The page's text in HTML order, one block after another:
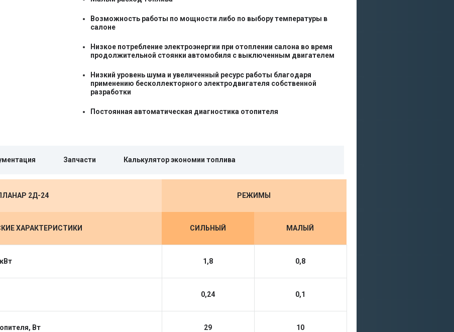
Возможность работы по мощности либо по выбору температуры в
салоне
Низкое потребление электроэнергии при отоплении салона во время
продолжительной стоянки автомобиля с выключенным двигателем
Низкий уровень шума и увеличенный ресурс работы благодаря
применению бесколлекторного электродвигателя собственной
разработки
Постоянная автоматическая диагностика отопителя
Запчасти Калькулятор экономии топлива
2Д-24 РЕЖИМЫ
ХАРАКТЕРИСТИКИ СИЛЬНЫЙ МАЛЫЙ
1,8 0,8
0,24 0,1
Вт 29 10